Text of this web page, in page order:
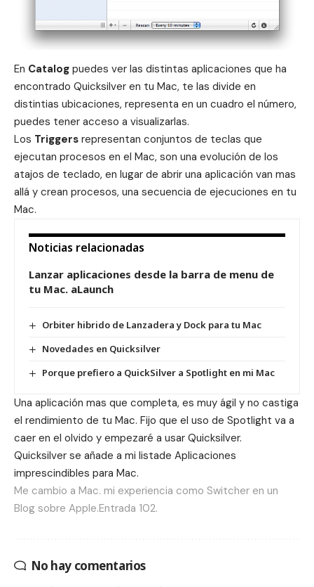
En Catalog puedes ver las distintas aplicaciones que ha
encontrado Quicksilver en tu Mac, te las divide en
distintias ubicaciones, representa en un cuadro el número,
puedes tener acceso a visualizarlas.
Los Triggers representan conjuntos de teclas que
ejecutan procesos en el Mac, son una evolución de los
atajos de teclado, en lugar de abrir una aplicación van mas
allá y crean procesos, una secuencia de ejecuciones en tu
Mac.
Noticias relacionadas
Lanzar aplicaciones desde la barra de menu de
tu Mac. aLaunch
Orbiter hibrido de Lanzadera y Dock para tu Mac
Novedades en Quicksilver
Porque prefiero a QuickSilver a Spotlight en mi Mac
Una aplicación mas que completa, es muy ágil y no castiga
el rendimiento de tu Mac. Fijo que el uso de Spotlight va a
caer en el olvido y empezaré a usar Quicksilver.
Quicksilver se añade a mi listade Aplicaciones
imprescindibles para Mac.
Me cambio a Mac. mi experiencia como Switcher en un
Blog sobre Apple.Entrada 102.
No hay comentarios